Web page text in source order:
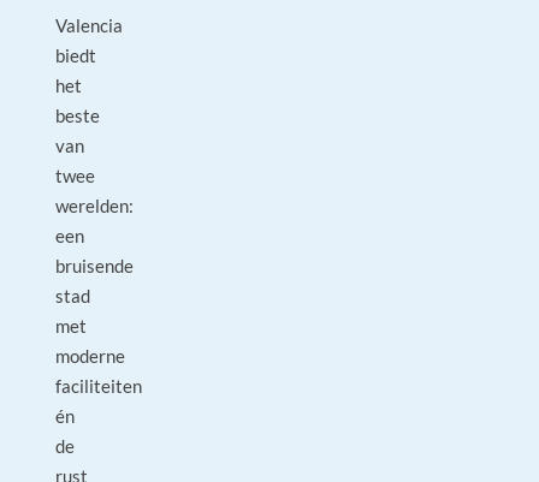
Valencia
biedt
het
beste
van
twee
werelden:
een
bruisende
stad
met
moderne
faciliteiten
én
de
rust